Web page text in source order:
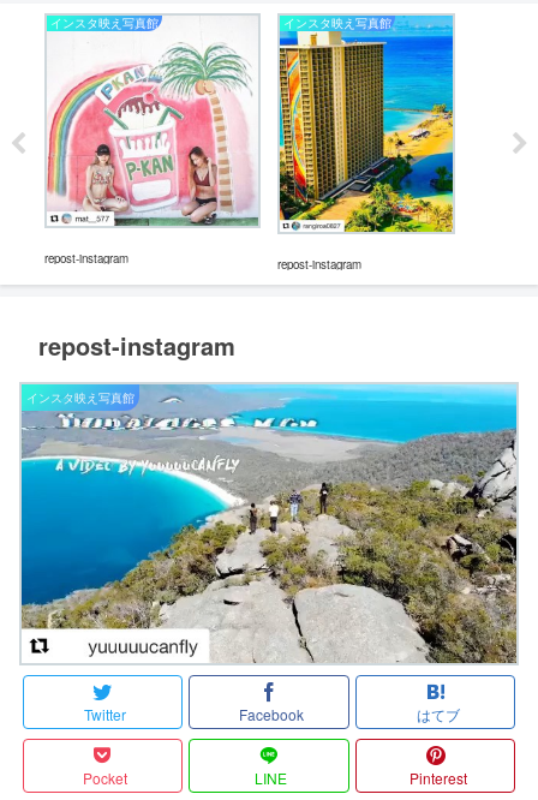
インスタ映え写真館
repost-instagram
インスタ映え写真館
repost-instagram
repost-instagram
インスタ映え写真館
Twitter Facebook はてブ
Pocket LINE Pinterest